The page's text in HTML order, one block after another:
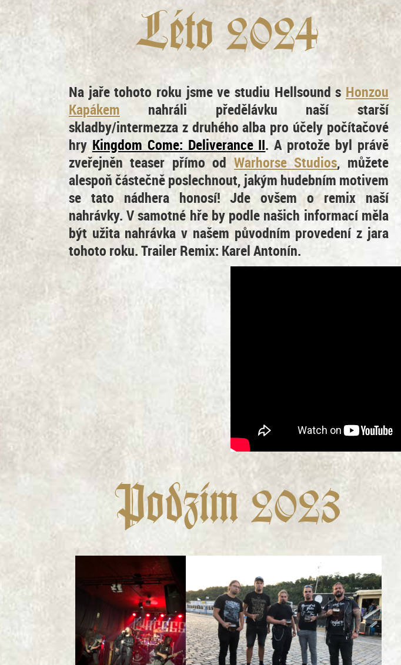
Léto 2024
Na jaře tohoto roku jsme ve studiu Hellsound s Honzou
Kapákem nahráli předělávku naší starší
skladby/intermezza z druhého alba pro účely počítačové
hry Kingdom Come: Deliverance II. A protože byl právě
zveřejněn teaser přímo od Warhorse Studios, můžete
alespoň částečně poslechnout, jakým hudebním motivem
se tato nádhera honosí! Jde ovšem o remix naší
nahrávky. V samotné hře by podle našich informací měla
být užita nahrávka v našem původním provedení z jara
tohoto roku.Trailer Remix: Karel Antonín.
Podzim 2023